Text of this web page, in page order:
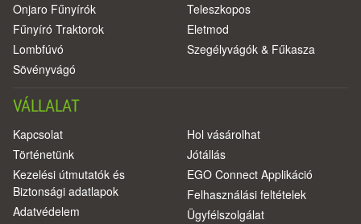
Onjaro Fűnyírók
Fűnyíró Traktorok
Lombfúvó
Sövényvágó
Teleszkopos
Eletmod
Szegélyvágók & Fűkasza
VÁLLALAT
Kapcsolat
Történetünk
Kezelési útmutatók és
Biztonsági adatlapok
Adatvédelem
Hol vásárolhat
Jótállás
EGO Connect Applikáció
Felhasználási feltételek
Ügyfélszolgálat